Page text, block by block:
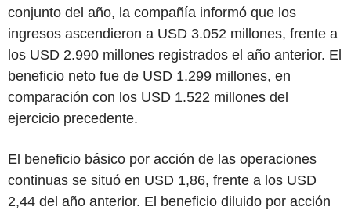
conjunto del año, la compañía informó que los
ingresos ascendieron a USD 3.052 millones, frente a
los USD 2.990 millones registrados el año anterior. El
beneficio neto fue de USD 1.299 millones, en
comparación con los USD 1.522 millones del
ejercicio precedente.
El beneficio básico por acción de las operaciones
continuas se situó en USD 1,86, frente a los USD
2,44 del año anterior. El beneficio diluido por acción